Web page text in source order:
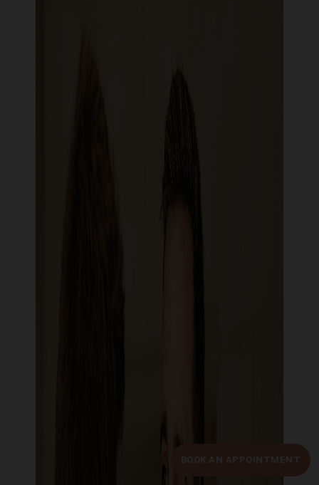
BOOK AN APPOINTMENT